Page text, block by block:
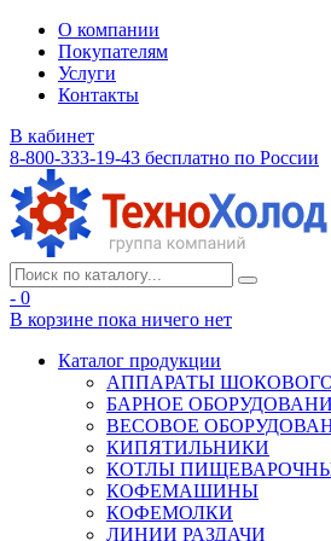
О компании
Покупателям
Услуги
Контакты
В кабинет
8-800-333-19-43 бесплатно по России
- 0
В корзине пока ничего нет
Каталог продукции
АППАРАТЫ
БАРНОЕ
ВЕСОВОЕ
КИПЯТИЛЬНИКИ
КОТЛЫ
КОФЕМАШИНЫ
КОФЕМОЛКИ
ЛИНИИ РАЗДАЧИ